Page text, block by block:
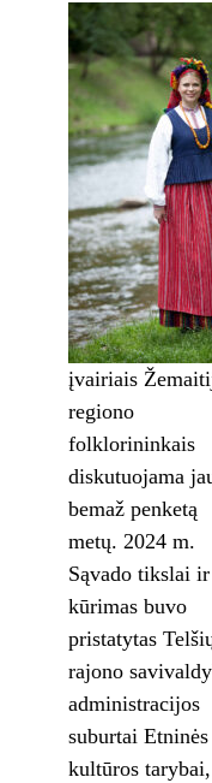
įvairiais
regiono
folklorininkais
diskutuojama
bemaž penketą
metų. 2024 m.
Sąvado tikslai ir
kūrimas buvo
pristatytas
rajono
administracijos
suburtai Etninės
kultūros